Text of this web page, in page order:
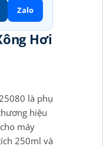
Zalo
Hơi
là phụ
hiệu
máy
250ml và